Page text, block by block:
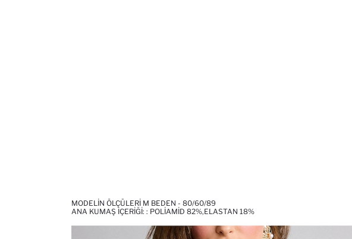
MODELIN ÖLÇÜLERI M BEDEN - 80/60/89
ANA KUMAŞ İÇERIĞI: : POLIAMID 82%,ELASTAN 18%